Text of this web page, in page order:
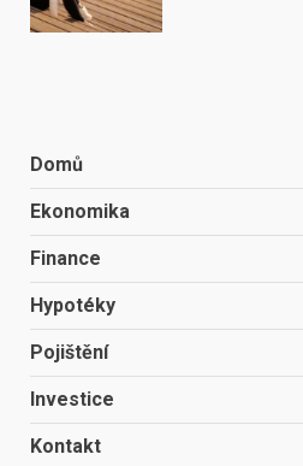
Domů
Ekonomika
Finance
Hypotéky
Pojištění
Investice
Kontakt